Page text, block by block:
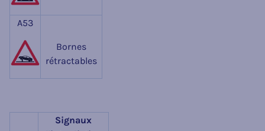
A53
Bornes
rétractables
Signaux